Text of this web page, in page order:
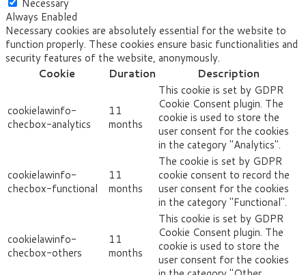
Necessary
Always Enabled
Necessary cookies are absolutely essential for the website to
function properly. These cookies ensure basic functionalities and
security features of the website, anonymously.
Cookie
Duration Description
cookielawinfo-
checbox-analytics
11
months
This cookie is set by GDPR
Cookie Consent plugin. The
cookie is used to store the
user consent for the cookies
in the category "Analytics".
cookielawinfo-
checbox-functional
11
months
The cookie is set by GDPR
cookie consent to record the
user consent for the cookies
in the category "Functional".
cookielawinfo-
checbox-others
11
months
This cookie is set by GDPR
Cookie Consent plugin. The
cookie is used to store the
user consent for the cookies